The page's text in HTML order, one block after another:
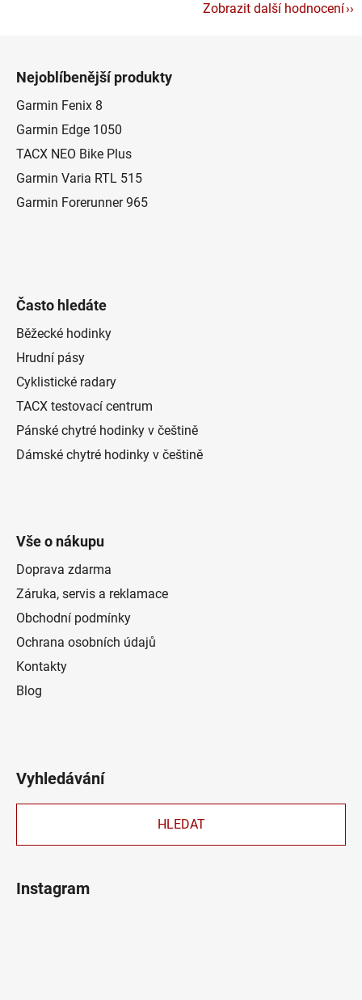
Zobrazit další hodnocení
Nejoblíbenější produkty
Garmin Fenix 8
Garmin Edge 1050
TACX NEO Bike Plus
Garmin Varia RTL 515
Garmin Forerunner 965
Často hledáte
Běžecké hodinky
Hrudní pásy
Cyklistické radary
TACX testovací centrum
Pánské chytré hodinky v češtině
Dámské chytré hodinky v češtině
Vše o nákupu
Doprava zdarma
Záruka, servis a reklamace
Obchodní podmínky
Ochrana osobních údajů
Kontakty
Blog
Vyhledávání
HLEDAT
Instagram